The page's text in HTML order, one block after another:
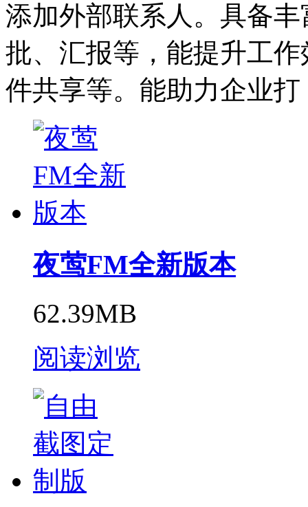
添加外部联系人。具备
批、汇报等，能提升工
件共享等。能助力企业打
夜莺FM全新版本
62.39MB
阅读浏览